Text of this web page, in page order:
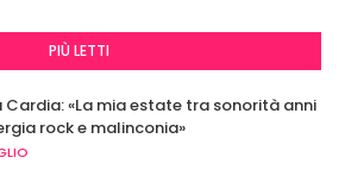
PIÙ LETTI
Cardia: «La mia estate tra sonorità anni
rock e malinconia»